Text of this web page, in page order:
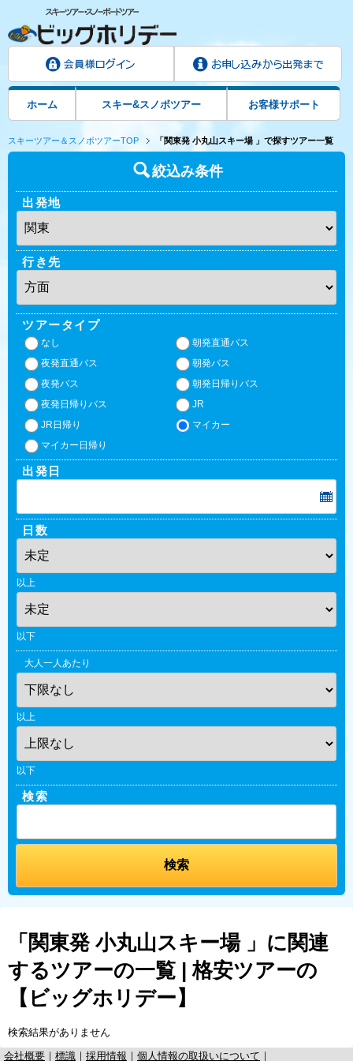
ホーム スキー&スノボツアー お客様サポート
スキーツアー＆スノボツアーTOP 「関東発 小丸山スキー場 」で探すツアー一覧
絞込み条件
出発地
行き先
ツアータイプ
なし
朝発直通バス
夜発直通バス
朝発バス
夜発バス
朝発日帰りバス
夜発日帰りバス
JR
JR日帰り
マイカー
マイカー日帰り
出発日
日数
以上
以下
大人一人あたり
以上
以下
検索
「関東発 小丸山スキー場 」に関連
するツアーの一覧 | 格安ツアーの
【ビッグホリデー】
検索結果がありません
会社概要 ｜ 標識 ｜ 採用情報 ｜ 個人情報の取扱いについて ｜